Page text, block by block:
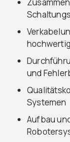
und
Systemen
Aufbau